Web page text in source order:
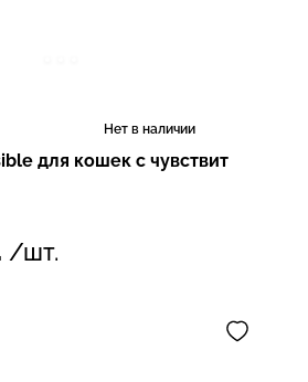
Нет в наличии
для кошек с чувствит
/шт.